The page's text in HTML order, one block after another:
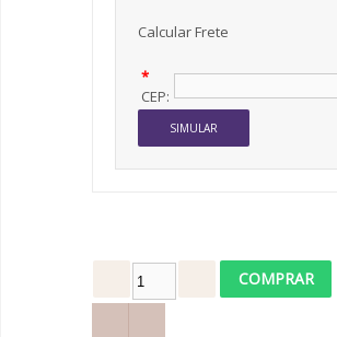
Calcular Frete
*
CEP: